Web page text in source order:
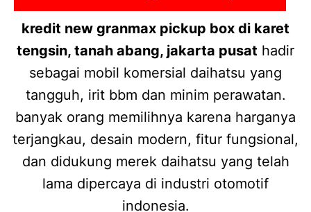
kredit new granmax pickup box di karet
tengsin, tanah abang, jakarta pusat hadir
sebagai mobil komersial daihatsu yang
tangguh, irit bbm dan minim perawatan.
banyak orang memilihnya karena harganya
terjangkau, desain modern, fitur fungsional,
dan didukung merek daihatsu yang telah
lama dipercaya di industri otomotif
indonesia.